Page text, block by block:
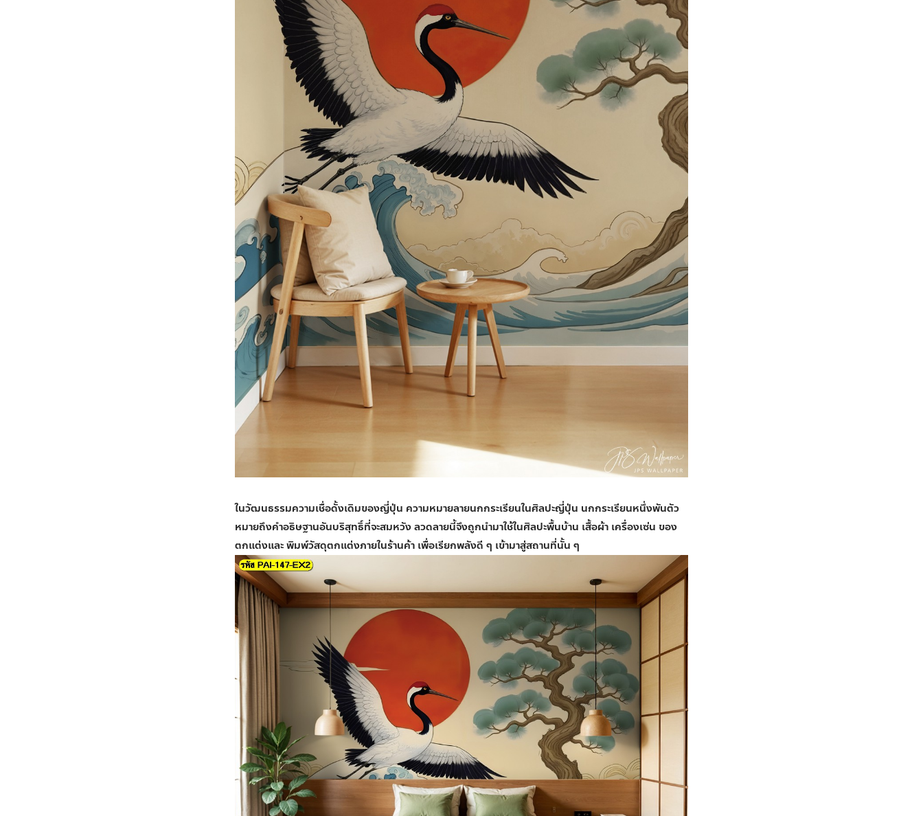
ในวัฒนธรรมความเชื่อดั้งเดิมของญี่ปุ่น ความหมายลายนกกระเรียนในศิลปะญี่ปุ่น นกกระเรียนหนึ่งพันตัว
หมายถึงคำอธิษฐานอันบริสุทธิ์ที่จะสมหวัง ลวดลายนี้จึงถูกนำมาใช้ในศิลปะพื้นบ้าน เสื้อผ้า เครื่องเซ่น ของ
ตกแต่งและพิมพ์วัสดุตกแต่งภายในร้านค้า เพื่อเรียกพลังดี ๆ เข้ามาสู่สถานที่นั้น ๆ